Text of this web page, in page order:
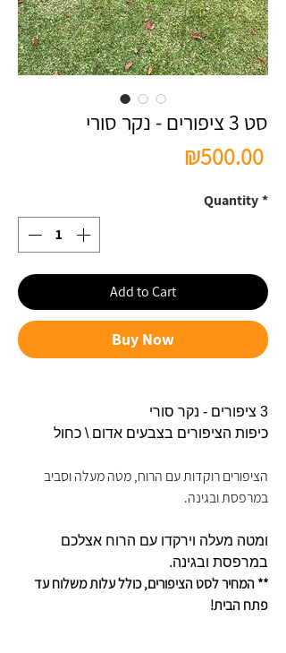
סט 3 ציפורים - נקר סורי
₪500.00
Quantity*
Add to Cart
Buy Now
3 ציפורים - נקר סורי
כיפות הציפורים בצבעים אדום \ כחול
הציפורים רוקדות עם הרוח, מטה מעלה וסביב
במרפסת ובגינה.
ומטה מעלה וירקדו עם הרוח אצלכם
במרפסת ובגינה.
** המחיר לסט הציפורים, כולל עלות משלוח עד
פתח הבית!